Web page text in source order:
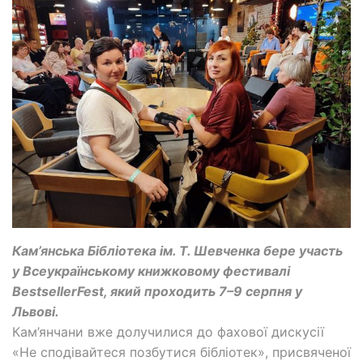
Кам’янська Бібліотека ім. Т. Шевченка бере участь
у Всеукраїнському книжковому фестивалі
BestsellerFest, який проходить 7–9 серпня у
Львові.
Кам’янчани вже долучилися до фахової дискусії
«Не сподівайтеся позбутися бібліотек», присвяченої